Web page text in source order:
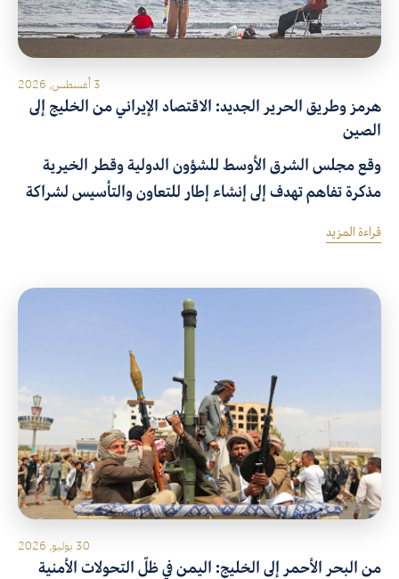
3 أغسطس, 2026
هرمز وطريق الحرير الجديد: الاقتصاد الإيراني من الخليج إلى
الصين
وقع مجلس الشرق الأوسط للشؤون الدولية وقطر الخيرية
مذكرة تفاهم تهدف إلى إنشاء إطار للتعاون والتأسيس لشراكة
بحوث معمقة وتنظيم حوارات بناءة وتطوير برامج تعليمية في
قراءة المزيد
30 يوليو, 2026
من البحر الأحمر إلى الخليج: اليمن في ظلّ التحولات الأمنية